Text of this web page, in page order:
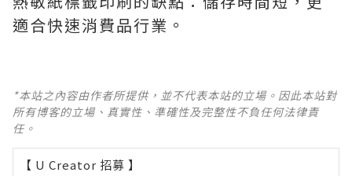
適合快速消費品行業。
*本站之內容由作者所提供，並不代表本站的立場。因此本站對
所有博客的立場、真實性、準確性及完整性不負任何法律責
任。
【 U Creator 招募 】